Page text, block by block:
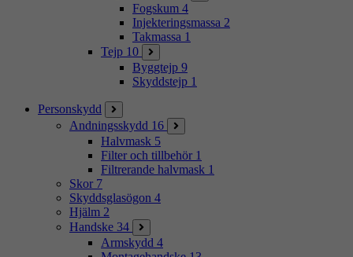
Fogskum 4
Injekteringsmassa 2
Takmassa 1
Tejp 10
Byggtejp 9
Skyddstejp 1
Personskydd
Andningsskydd 16
Halvmask 5
Filter och tillbehör 1
Filtrerande halvmask 1
Skor 7
Skyddsglasögon 4
Hjälm 2
Handske 34
Armskydd 4